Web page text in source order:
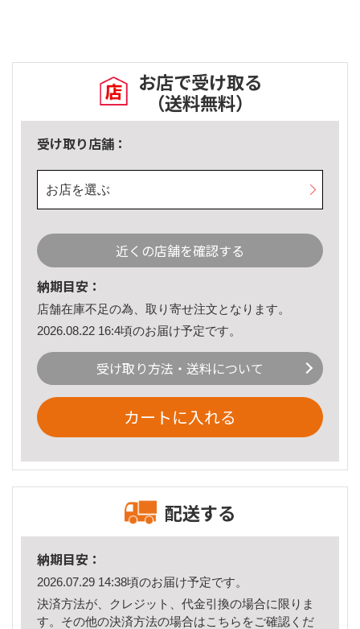
お店で受け取る
（送料無料）
受け取り店舗：
お店を選ぶ
近くの店舗を確認する
納期目安：
店舗在庫不足の為、取り寄せ注文となります。
2026.08.22 16:4頃のお届け予定です。
受け取り方法・送料について
カートに入れる
配送する
納期目安：
2026.07.29 14:38頃のお届け予定です。
決済方法が、クレジット、代金引換の場合に限りま
す。その他の決済方法の場合はこちら をご確認くだ